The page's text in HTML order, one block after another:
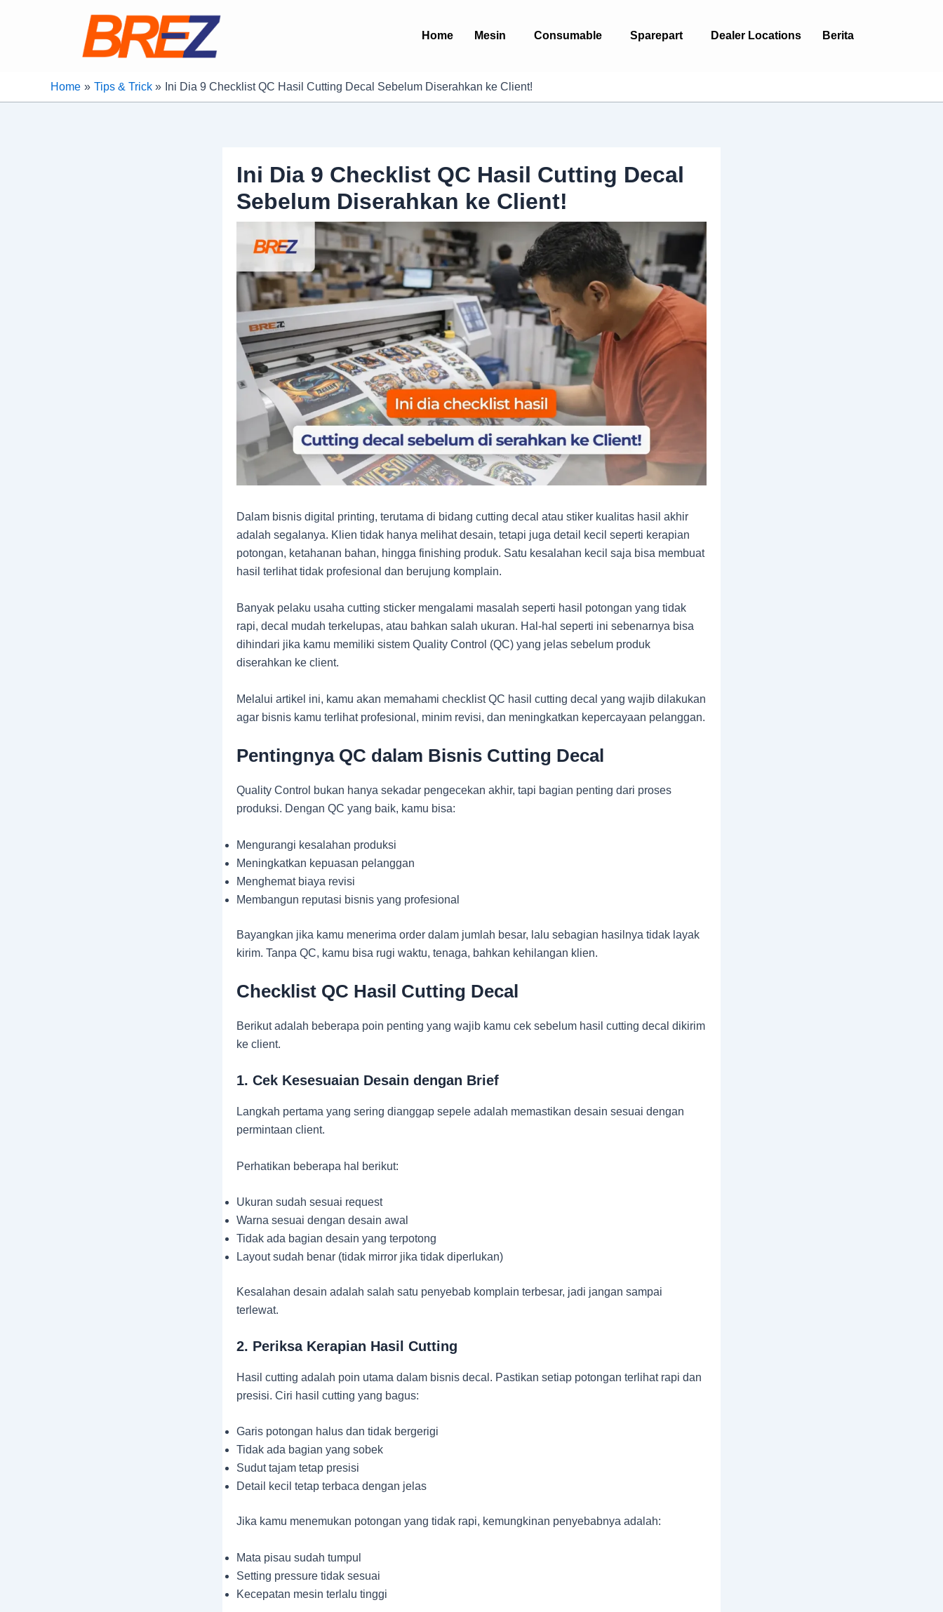
Home Mesin Consumable Sparepart Dealer Locations Berita
Home Tips & Trick Ini Dia 9 Checklist QC Hasil Cutting Decal Sebelum Diserahkan ke Client!
Ini Dia 9 Checklist QC Hasil Cutting Decal
Sebelum Diserahkan ke Client!
Dalam bisnis digital printing, terutama di bidang cutting decal atau stiker kualitas hasil akhir
adalah segalanya. Klien tidak hanya melihat desain, tetapi juga detail kecil seperti kerapian
potongan, ketahanan bahan, hingga finishing produk. Satu kesalahan kecil saja bisa membuat
hasil terlihat tidak profesional dan berujung komplain.
Banyak pelaku usaha cutting sticker mengalami masalah seperti hasil potongan yang tidak
rapi, decal mudah terkelupas, atau bahkan salah ukuran. Hal-hal seperti ini sebenarnya bisa
dihindari jika kamu memiliki sistem Quality Control (QC) yang jelas sebelum produk
diserahkan ke client.
Melalui artikel ini, kamu akan memahami checklist QC hasil cutting decal yang wajib dilakukan
agar bisnis kamu terlihat profesional, minim revisi, dan meningkatkan kepercayaan pelanggan.
Pentingnya QC dalam Bisnis Cutting Decal
Quality Control bukan hanya sekadar pengecekan akhir, tapi bagian penting dari proses
produksi. Dengan QC yang baik, kamu bisa:
Mengurangi kesalahan produksi
Meningkatkan kepuasan pelanggan
Menghemat biaya revisi
Membangun reputasi bisnis yang profesional
Bayangkan jika kamu menerima order dalam jumlah besar, lalu sebagian hasilnya tidak layak
kirim. Tanpa QC, kamu bisa rugi waktu, tenaga, bahkan kehilangan klien.
Checklist QC Hasil Cutting Decal
Berikut adalah beberapa poin penting yang wajib kamu cek sebelum hasil cutting decal dikirim
ke client.
1. Cek Kesesuaian Desain dengan Brief
Langkah pertama yang sering dianggap sepele adalah memastikan desain sesuai dengan
permintaan client.
Perhatikan beberapa hal berikut:
Ukuran sudah sesuai request
Warna sesuai dengan desain awal
Tidak ada bagian desain yang terpotong
Layout sudah benar (tidak mirror jika tidak diperlukan)
Kesalahan desain adalah salah satu penyebab komplain terbesar, jadi jangan sampai
terlewat.
2. Periksa Kerapian Hasil Cutting
Hasil cutting adalah poin utama dalam bisnis decal. Pastikan setiap potongan terlihat rapi dan
presisi. Ciri hasil cutting yang bagus:
Garis potongan halus dan tidak bergerigi
Tidak ada bagian yang sobek
Sudut tajam tetap presisi
Detail kecil tetap terbaca dengan jelas
Jika kamu menemukan potongan yang tidak rapi, kemungkinan penyebabnya adalah:
Mata pisau sudah tumpul
Setting pressure tidak sesuai
Kecepatan mesin terlalu tinggi